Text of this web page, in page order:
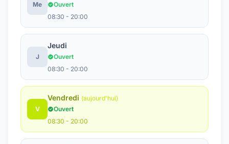
Me
Ouvert
08:30 - 20:00
J
Jeudi
Ouvert
08:30 - 20:00
V
Vendredi (aujourd'hui)
Ouvert
08:30 - 20:00